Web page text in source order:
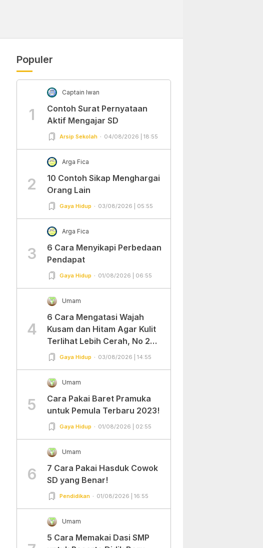
Populer
1
Captain Iwan
Contoh Surat Pernyataan
Aktif Mengajar SD
Arsip Sekolah 04/08/2026 | 18:55
2
Arga Fica
10 Contoh Sikap Menghargai
Orang Lain
Gaya Hidup 03/08/2026 | 05:55
3
Arga Fica
6 Cara Menyikapi Perbedaan
Pendapat
Gaya Hidup 01/08/2026 | 06:55
4
Umam
6 Cara Mengatasi Wajah
Kusam dan Hitam Agar Kulit
Terlihat Lebih Cerah, No 2
Gampang Banget dan Mudah
Gaya Hidup 03/08/2026 | 14:55
5
Umam
Cara Pakai Baret Pramuka
untuk Pemula Terbaru 2023!
Gaya Hidup 01/08/2026 | 02:55
6
Umam
7 Cara Pakai Hasduk Cowok
SD yang Benar!
Pendidikan 01/08/2026 | 16:55
Umam
5 Cara Memakai Dasi SMP